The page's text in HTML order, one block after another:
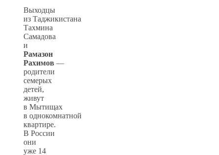
Выходцы
из Таджикистана
Тахмина
Самадова
и
Рамазон
Рахимов —
родители
семерых
детей,
живут
в Мытищах
в однокомнатной
квартире.
В России
они
уже 14